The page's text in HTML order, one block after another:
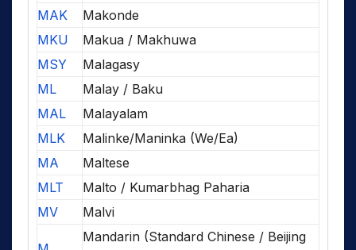
MAK
Makonde
MKU
Makua / Makhuwa
MSY
Malagasy
ML
Malay / Baku
MAL
Malayalam
MLK
Malinke/Maninka (We/Ea)
MA
Maltese
MLT
Malto / Kumarbhag Paharia
MV
Malvi
Mandarin (Standard Chinese / Beijing